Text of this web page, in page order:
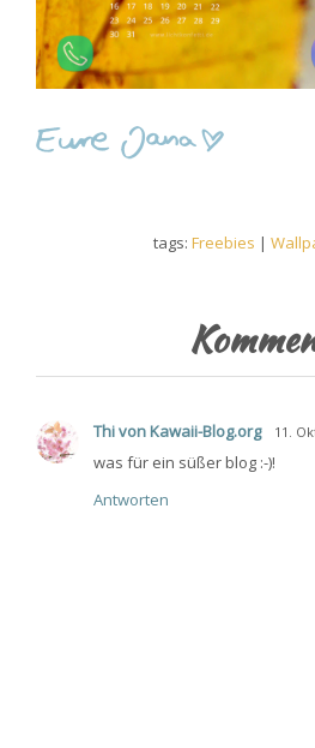
tags:Freebies |
Thi von Kawaii-Blog.org 11.
was für ein süßer blog :-)!
Antworten